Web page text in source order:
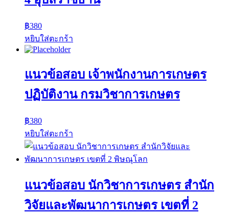
฿380
หยิบใส่ตะกร้า
แนวข้อสอบ เจ้าพนักงานการเกษตร
ปฏิบัติงาน กรมวิชาการเกษตร
฿380
หยิบใส่ตะกร้า
แนวข้อสอบ นักวิชาการเกษตร สำนัก
วิจัยและพัฒนาการเกษตร เขตที่ 2